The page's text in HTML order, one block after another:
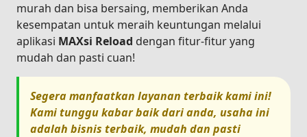
murah dan bisa bersaing, memberikan Anda
kesempatan untuk meraih keuntungan melalui
aplikasi MAXsi Reload dengan fitur-fitur yang
mudah dan pasti cuan!
Segera manfaatkan layanan terbaik kami ini!
Kami tunggu kabar baik dari anda, usaha ini
adalah bisnis terbaik, mudah dan pasti